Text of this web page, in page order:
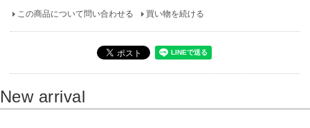
この商品について問い合わせる 買い物を続ける
New arrival